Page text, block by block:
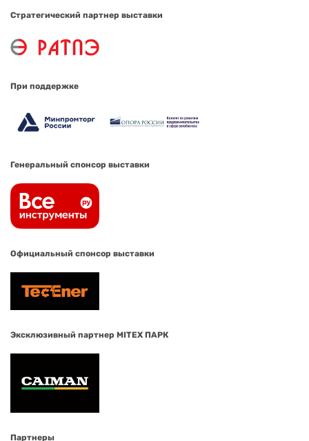
Стратегический партнер выставки
При поддержке
Генеральный спонсор выставки
Официальный спонсор выставки
Эксклюзивный партнер MITEX ПАРК
Партнеры